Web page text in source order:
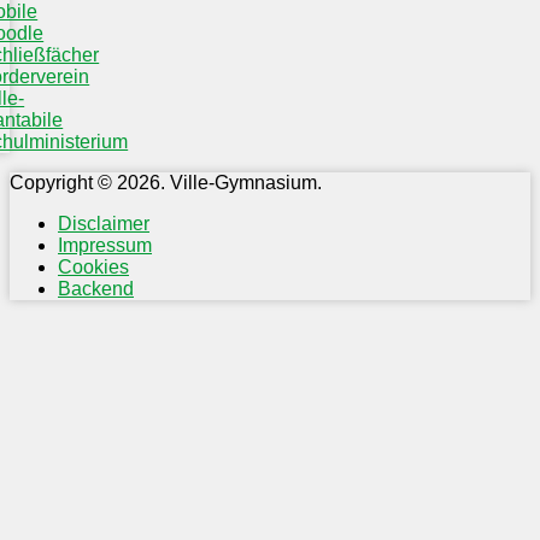
Copyright © 2026. Ville-Gymnasium.
Disclaimer
Impressum
Cookies
Backend